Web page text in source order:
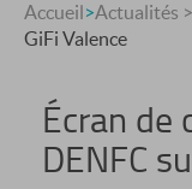
Accueil>Actualités >
GiFi Valence
Écran de
DENFC